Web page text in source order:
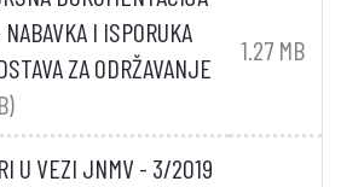
I ISPORUKA
ZA ODRŽAVANJE
1.27 MB
U VEZI JNMV - 3/2019